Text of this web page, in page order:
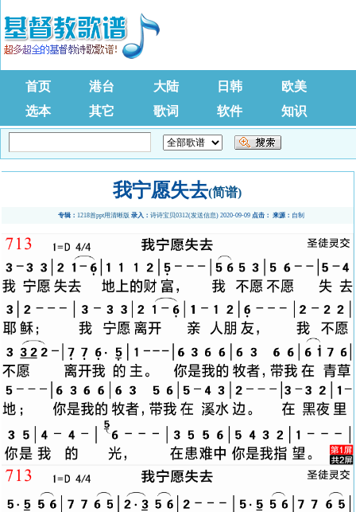
首页 港台 大陆 日韩
欧美
选本
其它 歌词 软件 知识
我宁愿失去(简谱)
专辑： 1218首ppt用清晰版 录入： 诗诗宝贝0312(发送信息) 2020-09-09点击： 来源： 自制